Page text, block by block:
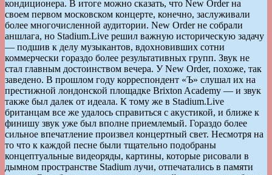
кондиционера. В итоге можно сказать, что New Order на
своем первом московском концерте, конечно, заслуживали
более многочисленной аудитории. New Order не собрали
аншлага, но Stadium.Live решил важную историческую задачу
— подшив к делу музыкантов, вдохновивших сотни
коммерчески гораздо более результативных групп. Звук не
стал главным достоинством вечера. У New Order, похоже, так
заведено. В прошлом году корреспондент «Ъ» слушал их на
престижной лондонской площадке Brixton Academy — и звук
также был далек от идеала. К тому же в Stadium.Live
британцам все же удалось справиться с акустикой, и ближе к
финишу звук уже был вполне приемлемый. Гораздо более
сильное впечатление произвел концертный свет. Несмотря на
то что к каждой песне были тщательно подобраны
концептуальные видеоряды, картины, которые рисовали в
дымном пространстве Stadium лучи, отпечатались в памяти